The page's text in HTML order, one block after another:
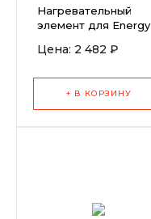
Нагревательный
элемент для Energy
Цена: 2 482 ₽
+ В КОРЗИНУ